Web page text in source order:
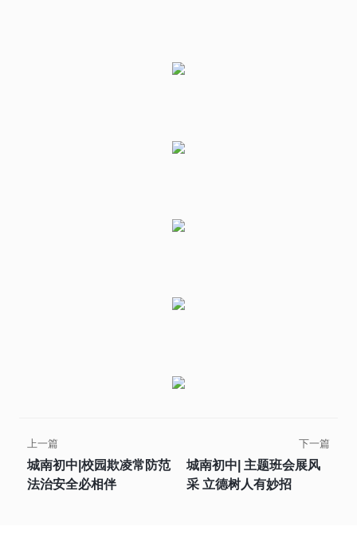
上一篇
城南初中|校园欺凌常防范
法治安全必相伴
下一篇
城南初中| 主题班会展风
采 立德树人有妙招